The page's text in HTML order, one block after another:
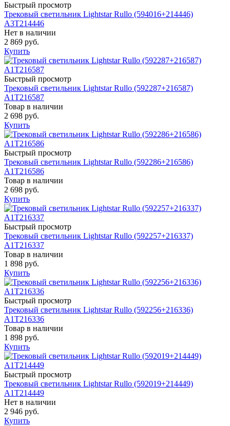
Быстрый просмотр
Трековый светильник Lightstar Rullo (594016+214446)
A3T214446
Нет в наличии
2 869 руб.
Купить
Быстрый просмотр
Трековый светильник Lightstar Rullo (592287+216587)
A1T216587
Товар в наличии
2 698 руб.
Купить
Быстрый просмотр
Трековый светильник Lightstar Rullo (592286+216586)
A1T216586
Товар в наличии
2 698 руб.
Купить
Быстрый просмотр
Трековый светильник Lightstar Rullo (592257+216337)
A1T216337
Товар в наличии
1 898 руб.
Купить
Быстрый просмотр
Трековый светильник Lightstar Rullo (592256+216336)
A1T216336
Товар в наличии
1 898 руб.
Купить
Быстрый просмотр
Трековый светильник Lightstar Rullo (592019+214449)
A1T214449
Нет в наличии
2 946 руб.
Купить